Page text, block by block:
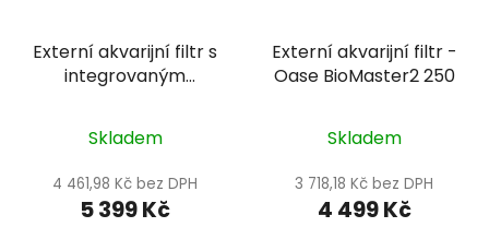
Externí akvarijní filtr s
integrovaným
Thermo 350
Skladem
4 461,98 Kč bez DPH
5 399 Kč
Externí akvarijní filtr -
Oase BioMaster2 250
Skladem
3 718,18 Kč bez DPH
4 499 Kč